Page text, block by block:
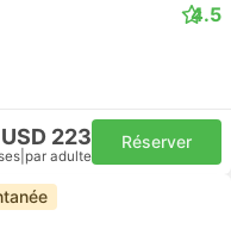
4.5
USD 223
par adulte
Réserver